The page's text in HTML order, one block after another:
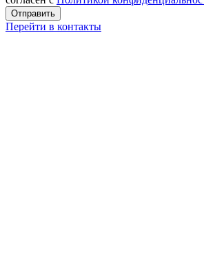
Перейти в контакты